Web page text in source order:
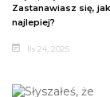
Zastanawiasz się,
najlepiej?
lis 24, 2025